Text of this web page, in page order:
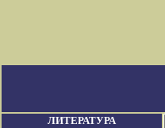
ЛИТЕРАТУРА